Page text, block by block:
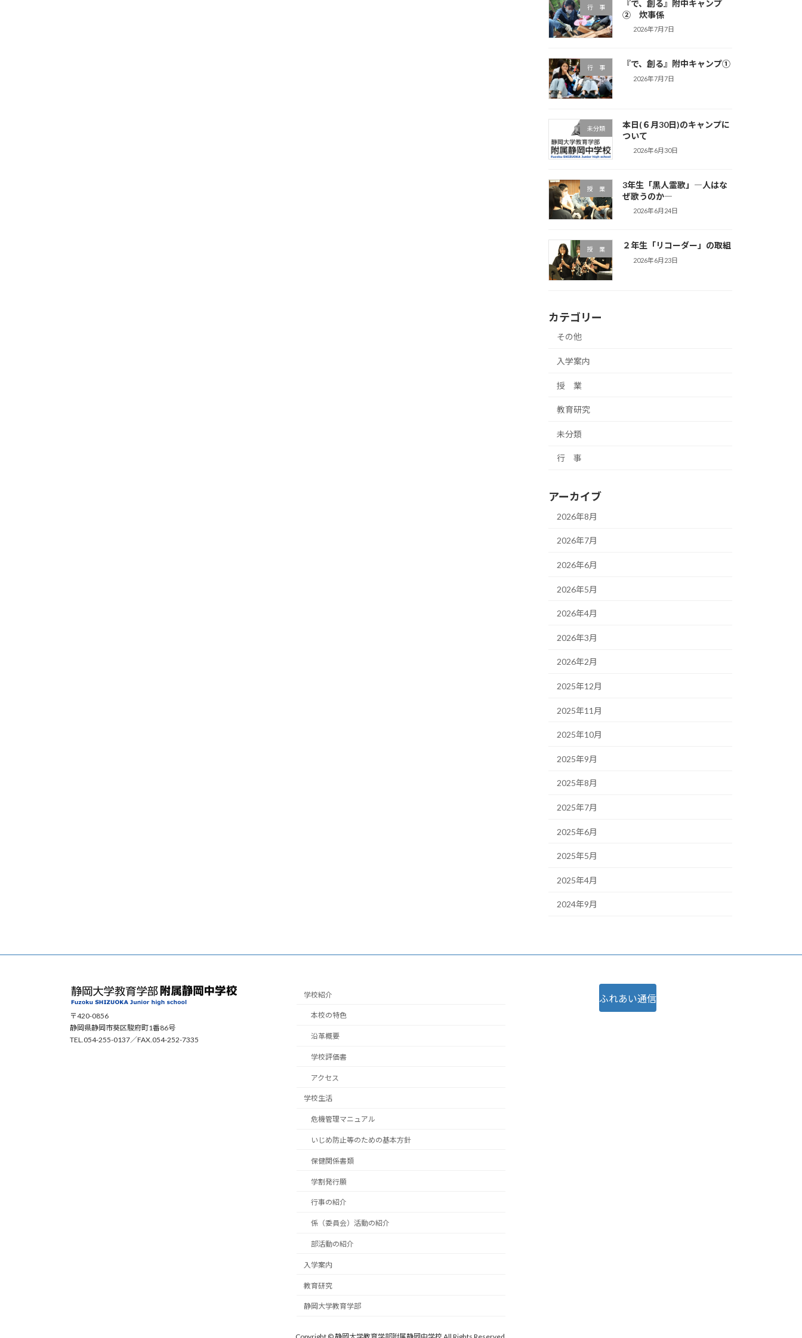
行 事
『で、創る』附中キャンプ
② 炊事係
2026年7月7日
行 事 『で、創る』附中キャンプ①
2026年7月7日
未分類
本日(６月30日)のキャンプに
ついて
2026年6月30日
授 業
3年生「黒人霊歌」―人はな
ぜ歌うのか―
2026年6月24日
授 業 ２年生「リコーダー」の取組
2026年6月23日
カテゴリー
その他
入学案内
授 業
教育研究
未分類
行 事
アーカイブ
2026年8月
2026年7月
2026年6月
2026年5月
2026年4月
2026年3月
2026年2月
2025年12月
2025年11月
2025年10月
2025年9月
2025年8月
2025年7月
2025年6月
2025年5月
2025年4月
2024年9月
〒420-0856
静岡県静岡市葵区駿府町1番86号
TEL.054-255-0137／FAX.054-252-7335
学校紹介
本校の特色
沿革概要
学校評価書
アクセス
学校生活
危機管理マニュアル
いじめ防止等のための基本方針
保健関係書類
学割発行願
行事の紹介
係（委員会）活動の紹介
部活動の紹介
入学案内
教育研究
静岡大学教育学部
ふれあい通信